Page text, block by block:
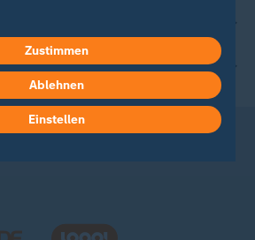
widerrufen oder ändern.
Impressum.
findest du in unserer
Zustimmen
Ablehnen
Einstellen